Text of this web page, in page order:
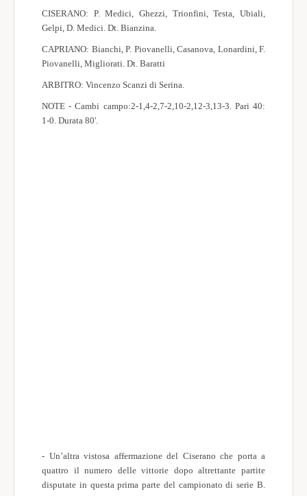
Società Sportive
World Wide
CISERANO: P. Medici, Ghezzi, Trionfini, Testa, Ubiali,
Gelpi, D. Medici. Dt. Bianzina.
CAPRIANO: Bianchi, P. Piovanelli, Casanova, Lonardini, F.
Piovanelli, Migliorati. Dt. Baratti
ARBITRO: Vincenzo Scanzi di Serina.
NOTE - Cambi campo:2-1,4-2,7-2,10-2,12-3,13-3. Pari 40:
1-0. Durata 80'.
- Un’altra vistosa affermazione del Ciserano che porta a
quattro il numero delle vittorie dopo altrettante partite
disputate in questa prima parte del campionato di serie B.